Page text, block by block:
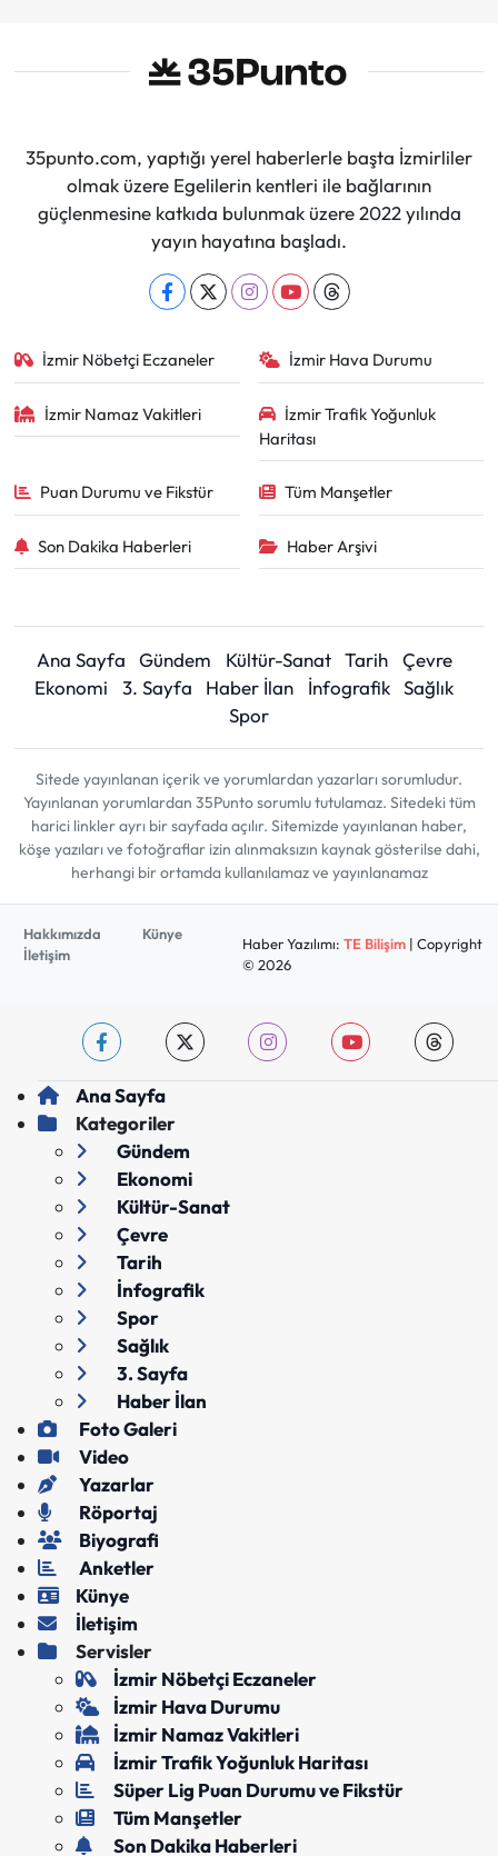
35punto.com, yaptığı yerel haberlerle başta İzmirliler
olmak üzere Egelilerin kentleri ile bağlarının
güçlenmesine katkıda bulunmak üzere 2022 yılında
yayın hayatına başladı.
İzmir Nöbetçi Eczaneler İzmir Hava Durumu
İzmir Namaz Vakitleri
İzmir Trafik Yoğunluk
Haritası
Puan Durumu ve Fikstür Tüm Manşetler
Son Dakika Haberleri Haber Arşivi
Ana Sayfa Gündem Kültür-Sanat Tarih
Çevre
Ekonomi
3. Sayfa Haber İlan İnfografik Sağlık
Spor
Sitede yayınlanan içerik ve yorumlardan yazarları sorumludur.
Yayınlanan yorumlardan 35Punto sorumlu tutulamaz. Sitedeki tüm
harici linkler ayrı bir sayfada açılır. Sitemizde yayınlanan haber,
köşe yazıları ve fotoğraflar izin alınmaksızın kaynak gösterilse dahi,
herhangi bir ortamda kullanılamaz ve yayınlanamaz
Hakkımızda
Künye
İletişim
Haber Yazılımı: TE Bilişim| Copyright
© 2026
Ana Sayfa
Kategoriler
Gündem
Ekonomi
Kültür-Sanat
Çevre
Tarih
İnfografik
Spor
Sağlık
3. Sayfa
Haber İlan
Foto Galeri
Video
Yazarlar
Röportaj
Biyografi
Anketler
Künye
İletişim
Servisler
İzmir Nöbetçi Eczaneler
İzmir Hava Durumu
İzmir Namaz Vakitleri
İzmir Trafik Yoğunluk Haritası
Süper Lig Puan Durumu ve Fikstür
Tüm Manşetler
Son Dakika Haberleri